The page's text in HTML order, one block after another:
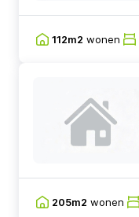
112m2 wonen
205m2 wonen